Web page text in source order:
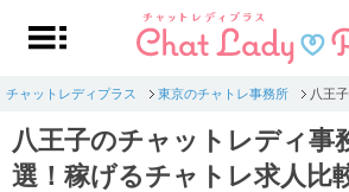
チャットレディプラス 東京のチャトレ事務所 八王
八王子のチャットレディ事
選！稼げるチャトレ求人比